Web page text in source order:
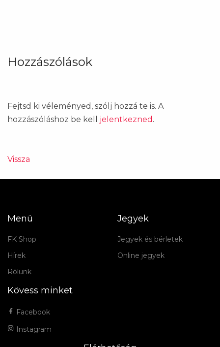
Hozzászólások
Fejtsd ki véleményed, szólj hozzá te is. A
hozzászóláshoz be kell jelentkezned .
Vissza
Menü
FK Shop
Hírek
Rólunk
Jegyek
Jegyek és bérletek
Online jegyek
Kövess minket
Facebook
Instagram